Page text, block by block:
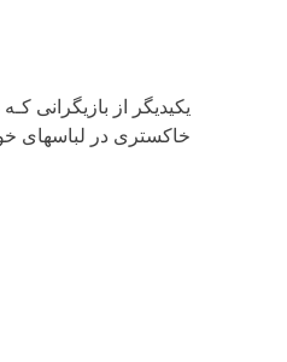
یکیدیگر از بازیگرانی
خاکستری در لباسهای